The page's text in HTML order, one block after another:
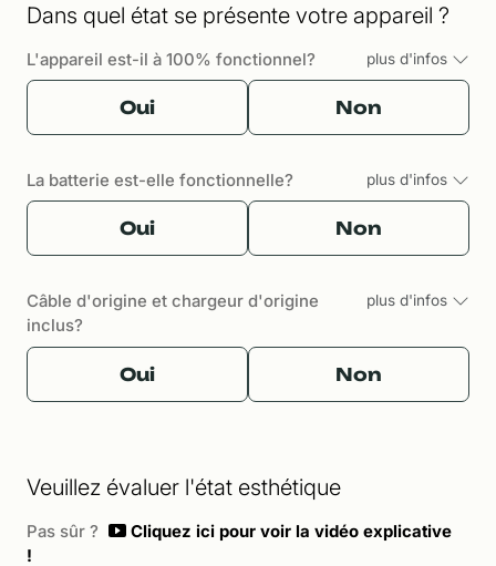
Dans quel état se présente votre appareil ?
L'appareil est-il à 100% fonctionnel? plus d'infos
Oui Non
La batterie est-elle fonctionnelle? plus d'infos
Oui Non
Câble d'origine et chargeur d'origine
inclus?
plus d'infos
Oui Non
Veuillez évaluer l'état esthétique
Pas sûr ?
Cliquez ici pour voir la vidéo explicative
!